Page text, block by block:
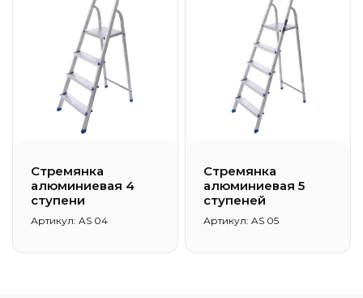
Стремянка
алюминиевая 4
ступени
Артикул: AS 04
Стремянка
алюминиевая 5
ступеней
Артикул: AS 05